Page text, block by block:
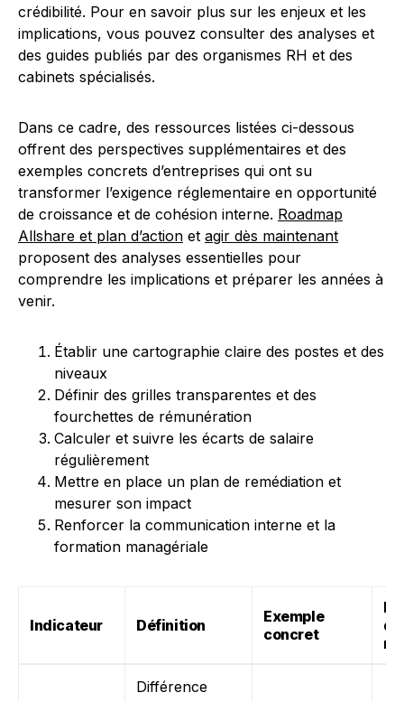
crédibilité. Pour en savoir plus sur les enjeux et les
implications, vous pouvez consulter des analyses et
des guides publiés par des organismes RH et des
cabinets spécialisés.
Dans ce cadre, des ressources listées ci-dessous
offrent des perspectives supplémentaires et des
exemples concrets d’entreprises qui ont su
transformer l’exigence réglementaire en opportunité
de croissance et de cohésion interne. Roadmap
Allshare et plan d’action et agir dès maintenant
proposent des analyses essentielles pour
comprendre les implications et préparer les années à
venir.
Établir une cartographie claire des postes et des
niveaux
Définir des grilles transparentes et des
fourchettes de rémunération
Calculer et suivre les écarts de salaire
régulièrement
Mettre en place un plan de remédiation et
mesurer son impact
Renforcer la communication interne et la
formation managériale
Indicateur Définition
Exemple
concret
de
Différence